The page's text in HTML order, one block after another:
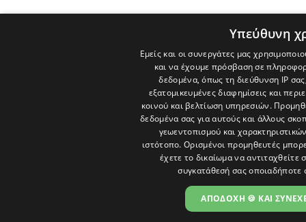
Υπεύθυνη
Εμείς και οι συνεργάτες μας
και να έχουμε πρόσβαση σε
δεδομένα, όπως τη διεύθυνση IP
εξατομικευμένες διαφημίσεις και
κοινού και βελτίωση υπηρεσιών.
δεδομένα σας για αυτούς και άλλους
γεωεντοπισμού και
ιστότοπο. Ορισμένοι προμηθευτές
έχετε το δικαίωμα να αντιταχθείτε
συγκατάθεσή σας οποιαδήποτε
ΑΠΟΔΟΧΗ 🍪 ΚΑΙ